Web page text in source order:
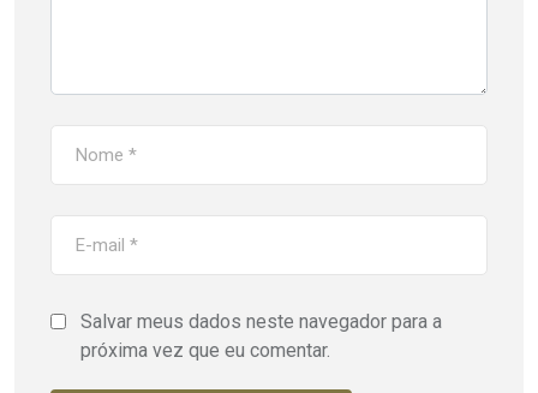
Salvar meus dados neste navegador para a
próxima vez que eu comentar.